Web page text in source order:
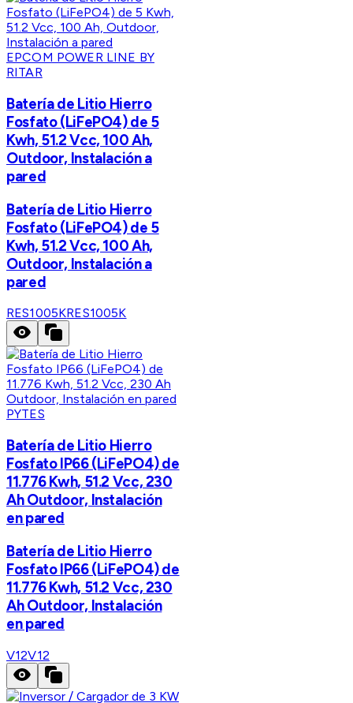
EPCOM POWER LINE BY
RITAR
Batería de Litio Hierro
Fosfato (LiFePO4) de 5
Kwh, 51.2 Vcc, 100 Ah,
Outdoor, Instalación a
pared
Batería de Litio Hierro
Fosfato (LiFePO4) de 5
Kwh, 51.2 Vcc, 100 Ah,
Outdoor, Instalación a
pared
RES1005KRES1005K
PYTES
Batería de Litio Hierro
Fosfato IP66 (LiFePO4) de
11.776 Kwh, 51.2 Vcc, 230
Ah Outdoor, Instalación
en pared
Batería de Litio Hierro
Fosfato IP66 (LiFePO4) de
11.776 Kwh, 51.2 Vcc, 230
Ah Outdoor, Instalación
en pared
V12V12